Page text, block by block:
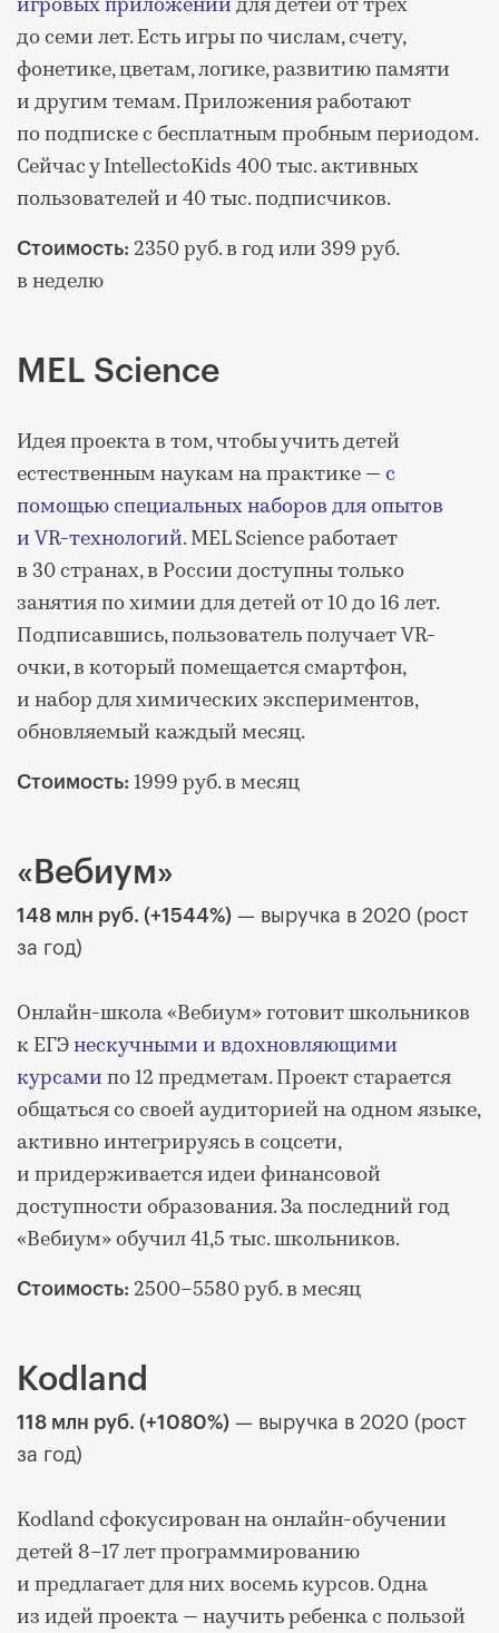
до семи лет. Есть игры по числам, счету,
фонетике, цветам, логике, развитию памяти
и другим темам. Приложения работают
по подписке с бесплатным пробным периодом.
Сейчас у IntellectoKids 400 тыс. активных
пользователей и 40 тыс. подписчиков.
Стоимость: 2350 руб. в год или 399 руб.
в неделю
MEL Science
Идея проекта в том, чтобы учить детей
естественным наукам на практике —с
помощью специальных наборов для опытов
и VR-технологий. MEL Science работает
в 30 странах, в России доступны только
занятия по химии для детей от 10 до 16 лет.
Подписавшись, пользователь получает VR-
очки, в который помещается смартфон,
и набор для химических экспериментов,
обновляемый каждый месяц.
Стоимость: 1999 руб. в месяц
«Вебиум»
148 млн руб. (+1544%) — выручка в 2020 (рост
за год)
Онлайн-школа «Вебиум» готовит школьников
к ЕГЭнескучными и вдохновляющими
курсамипо 12 предметам. Проект старается
общаться со своей аудиторией на одном языке,
активно интегрируясь в соцсети,
и придерживается идеи финансовой
доступности образования. За последний год
«Вебиум» обучил 41,5 тыс. школьников.
Стоимость: 2500–5580 руб. в месяц
Kodland
118 млн руб. (+1080%) — выручка в 2020 (рост
за год)
Kodland сфокусирован на онлайн-обучении
детей 8–17 лет программированию
и предлагает для них восемь курсов. Одна
из идей проекта — научить ребенка с пользой